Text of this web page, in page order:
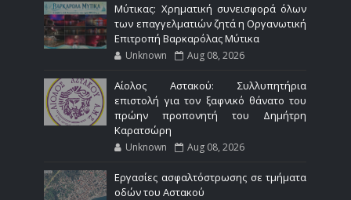
Μύτικας: Χρηματική συνεισφορά όλων
των επαγγελματιών ζητά η Οργανωτική
Επιτροπή Βαρκαρόλας Μύτικα
Unknown Aug 08, 2026
Αίολος Αστακού: Συλλυπητήρια
επιστολή για τον ξαφνικό θάνατο του
πρώην προπονητή του Δημήτρη
Καρατσώρη
Unknown Aug 08, 2026
Εργασίες ασφαλτόστρωσης σε τμήματα
οδών του Αστακού